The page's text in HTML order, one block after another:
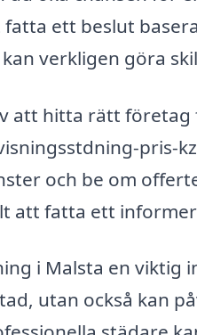
ett beslut
verkligen göra
att hitta rätt
pris-
och be om
att fatta ett
i Malsta en viktig
utan också kan